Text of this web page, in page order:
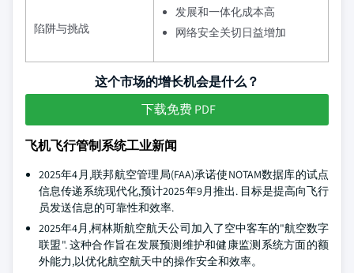
陷阱与挑战
发展和一体化成本高
网络安全关切日益增加
这个市场的增长机会是什么？
下载免费 PDF
飞机飞行管制系统工业新闻
2025年4月,联邦航空管理局(FAA)承诺使NOTAM数据库的试点
信息传递系统现代化,预计2025年9月推出. 目标是提高向飞行
员发送信息的可靠性和效率.
2025年4月,柯林斯航空航天公司加入了空中客车的"航空数字
联盟". 这种合作旨在发展预测维护和健康监测系统方面的额
外能力,以优化航空航天中的操作安全和效率。